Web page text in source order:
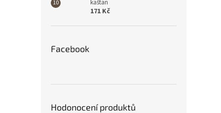
kaštan
171 Kč
Facebook
Hodonocení produktů